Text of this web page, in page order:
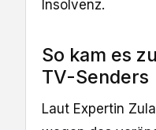
Insolvenz.
So kam es
TV-Senders
Laut Expertin